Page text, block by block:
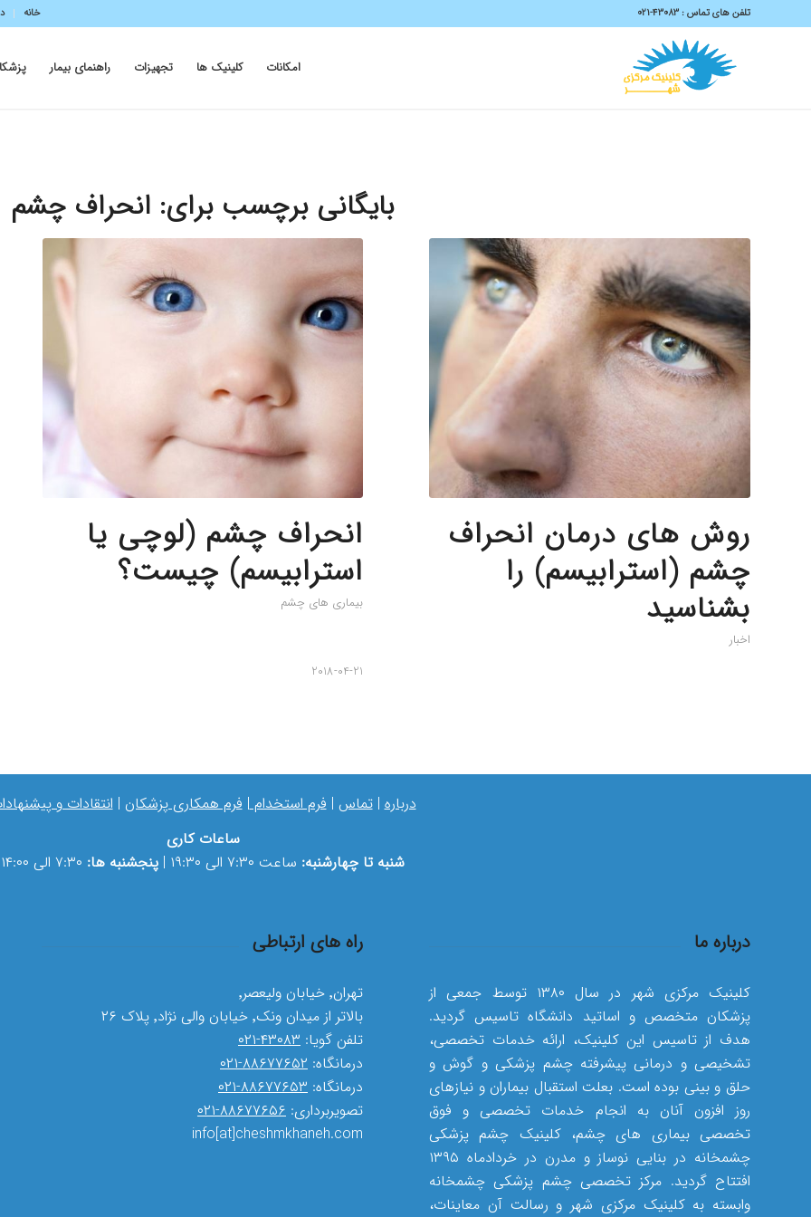
خانه تلفن های تماس : 43083-۰۲۱
امکانات کلینیک ها تجهیزات راهنمای بیمار
بایگانی برچسب برای: انحراف چشم
روش های درمان انحراف
چشم (استرابیسم) را
بشناسید
اخبار
انحراف چشم (لوچی یا
استرابیسم) چیست؟
بیماری های چشم
2018-04-21
درباره|تماس |فرم استخدام|فرم همکاری پزشکان |انتقادات و
ساعات کاری
شنبه تا چهارشنبه: ساعت ۷:۳۰ الی ۱۹:۳۰ | پنجشنبه ها:
درباره ما
کلینیک مرکزی شهر در سال ۱۳۸۰ توسط جمعی از
پزشکان متخصص و اساتید دانشگاه تاسیس گردید.
هدف از تاسیس این کلینیک، ارائه خدمات تخصصی،
تشخیصی و درمانی پیشرفته چشم پزشکی و گوش و
حلق و بینی بوده است. بعلت استقبال بیماران و نیازهای
روز افزون آنان به انجام خدمات تخصصی و فوق
تخصصی بیماری های چشم، کلینیک چشم پزشکی
چشمخانه در بنایی نوساز و مدرن در خردادماه ۱۳۹۵
افتتاح گردید. مرکز تخصصی چشم پزشکی چشمخانه
وابسته به کلینیک مرکزی شهر و رسالت آن معاینات،
راه های ارتباطی
تهران٬ خیابان ولیعصر٬
بالاتر از میدان ونک٬ خیابان والی نژاد٬ پلاک ۲۶
تلفن گویا: ۴۳۰۸۳-۰۲۱
درمانگاه: ۸۸۶۷۷۶۵۲-۰۲۱
درمانگاه: ۸۸۶۷۷۶۵۳-۰۲۱
تصویربرداری: ۸۸۶۷۷۶۵۶-۰۲۱
info[at]cheshmkhaneh.com